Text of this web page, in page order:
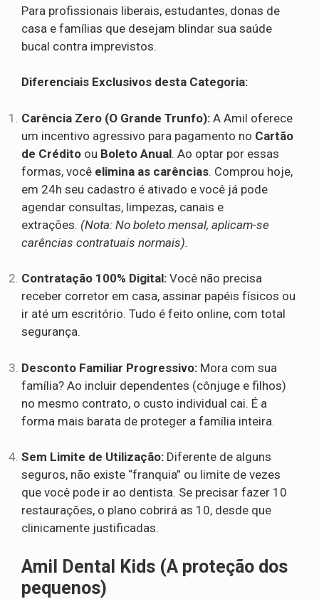
Para profissionais liberais, estudantes, donas de
casa e famílias que desejam blindar sua saúde
bucal contra imprevistos.
Diferenciais Exclusivos desta Categoria:
Carência Zero (O Grande Trunfo): A Amil oferece
um incentivo agressivo para pagamento no Cartão
de Crédito ou Boleto Anual. Ao optar por essas
formas, você elimina as carências. Comprou hoje,
em 24h seu cadastro é ativado e você já pode
agendar consultas, limpezas, canais e
extrações. (Nota: No boleto mensal, aplicam-se
carências contratuais normais).
Contratação 100% Digital: Você não precisa
receber corretor em casa, assinar papéis físicos ou
ir até um escritório. Tudo é feito online, com total
segurança.
Desconto Familiar Progressivo: Mora com sua
família? Ao incluir dependentes (cônjuge e filhos)
no mesmo contrato, o custo individual cai. É a
forma mais barata de proteger a família inteira.
Sem Limite de Utilização: Diferente de alguns
seguros, não existe “franquia” ou limite de vezes
que você pode ir ao dentista. Se precisar fazer 10
restaurações, o plano cobrirá as 10, desde que
clinicamente justificadas.
Amil Dental Kids (A proteção dos
pequenos)